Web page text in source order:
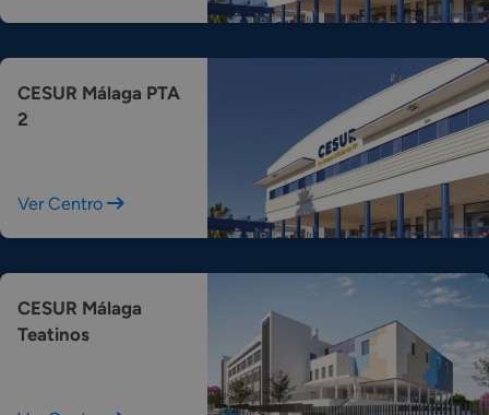
CESUR Málaga PTA
2
Ver Centro
CESUR Málaga
Teatinos